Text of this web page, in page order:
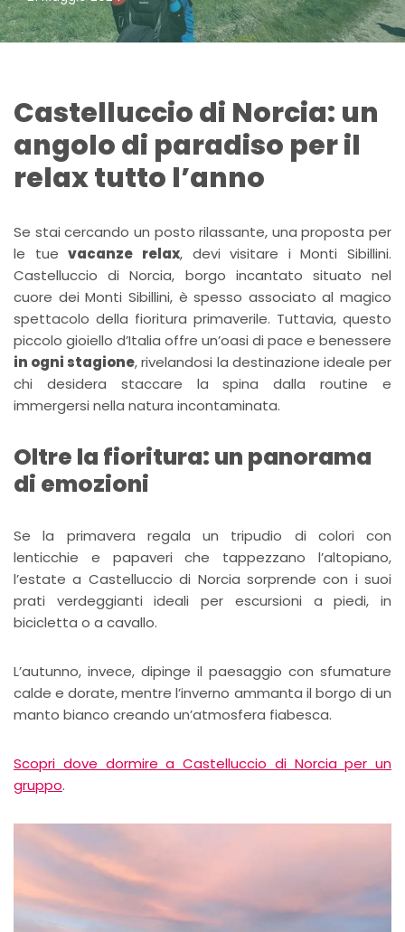
Castelluccio di Norcia: un
angolo di paradiso per il
relax tutto l’anno
Se stai cercando un posto rilassante, una proposta per
le tuevacanze relax, devi visitare i Monti Sibillini.
Castelluccio di Norcia, borgo incantato situato nel
cuore dei Monti Sibillini, è spesso associato al magico
spettacolo della fioritura primaverile. Tuttavia, questo
piccolo gioiello d’Italia offre un’oasi di pace e benessere
in ogni stagione, rivelandosi la destinazione ideale per
chi desidera staccare la spina dalla routine e
immergersi nella natura incontaminata.
Oltre la fioritura: un panorama
di emozioni
Se la primavera regala un tripudio di colori con
lenticchie e papaveri che tappezzano l’altopiano,
l’estate a Castelluccio di Norcia sorprende con i suoi
prati verdeggianti ideali per escursioni a piedi, in
bicicletta o a cavallo.
L’autunno, invece, dipinge il paesaggio con sfumature
calde e dorate, mentre l’inverno ammanta il borgo di un
manto bianco creando un’atmosfera fiabesca.
Scopri dove dormire a Castelluccio di Norcia per un
gruppo.